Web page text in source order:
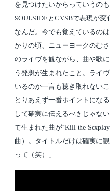
を見つけたいからっていうの
SOULSIDEとGVSBで表現が
なんだ。今でも覚えているの
かりの頃、ニューヨークのむ
のライヴを観ながら、曲や歌
う発想が生まれたこと。ライ
いるのか一言も聴き取れない
とりあえず一番ポイントにな
して確実に伝えるべきじゃな
て生まれた曲が“Kill the
曲）。タイトルだけは確実に
って（笑）」